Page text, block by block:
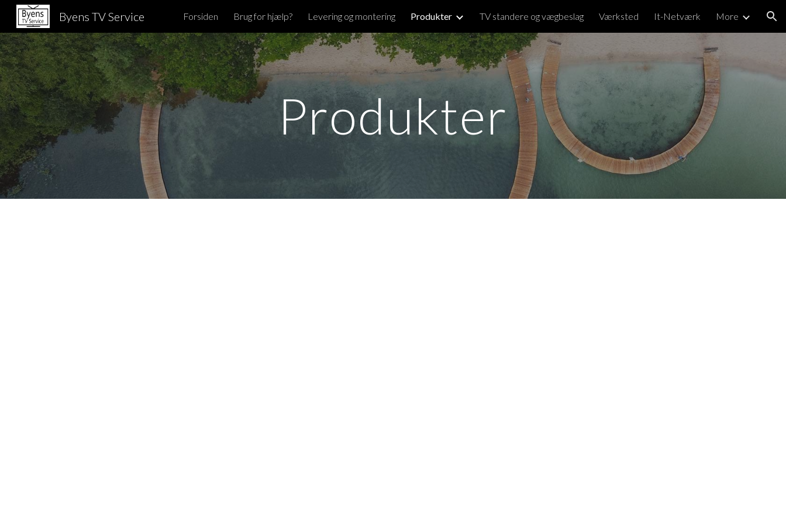
Skip to main content Skip to navigation
Byens TV Service Forsiden Brug for hjælp? Levering og montering Produkter TV standere og vægbeslag Værksted It-Netværk More
Produkter